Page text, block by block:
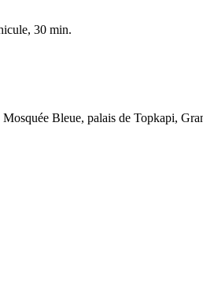
30 min.
Bleue, palais de Topkapi,